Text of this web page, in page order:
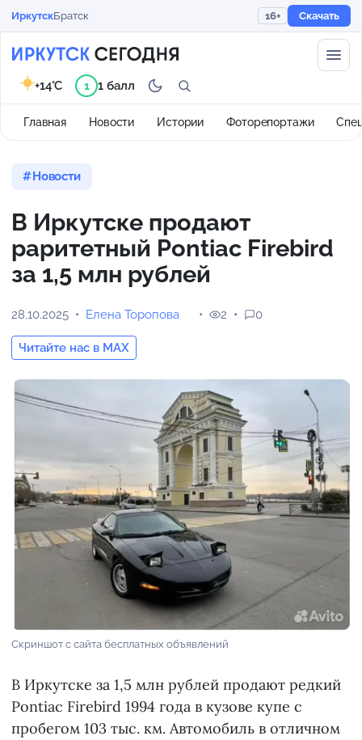
ИркутскБратск 16+ Скачать
Главная Новости Истории Фоторепортажи
+14°C 1 1 балл
Новости
В Иркутске продают
раритетный Pontiac Firebird
за 1,5 млн рублей
28.10.2025 Елена Торопова
Читайте нас в MAX
2 0
Скриншот с сайта бесплатных объявлений
В Иркутске за 1,5 млн рублей продают редкий
Pontiac Firebird 1994 года в кузове купе с
пробегом 103 тыс. км. Автомобиль в отличном